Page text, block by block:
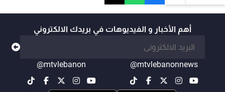
أهم الأخبار و الفيديوهات في بريدك الالكتروني
@mtvlebanonnews
@mtvlebanon